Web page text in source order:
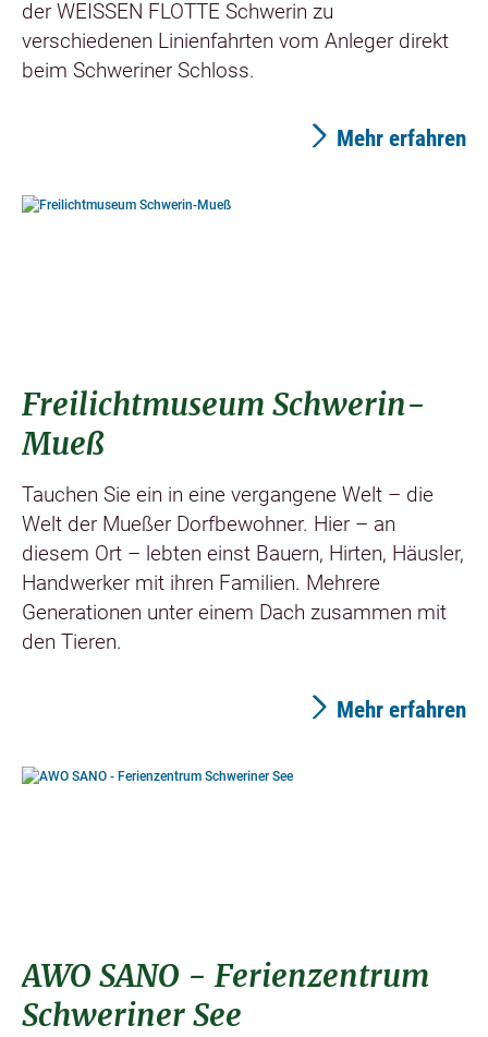
der WEISSEN FLOTTE Schwerin zu
verschiedenen Linienfahrten vom Anleger direkt
beim Schweriner Schloss.
Mehr erfahren
Freilichtmuseum Schwerin-
Mueß
Tauchen Sie ein in eine vergangene Welt – die
Welt der Mueßer Dorfbewohner. Hier – an
diesem Ort – lebten einst Bauern, Hirten, Häusler,
Handwerker mit ihren Familien. Mehrere
Generationen unter einem Dach zusammen mit
den Tieren.
Mehr erfahren
AWO SANO - Ferienzentrum
Schweriner See